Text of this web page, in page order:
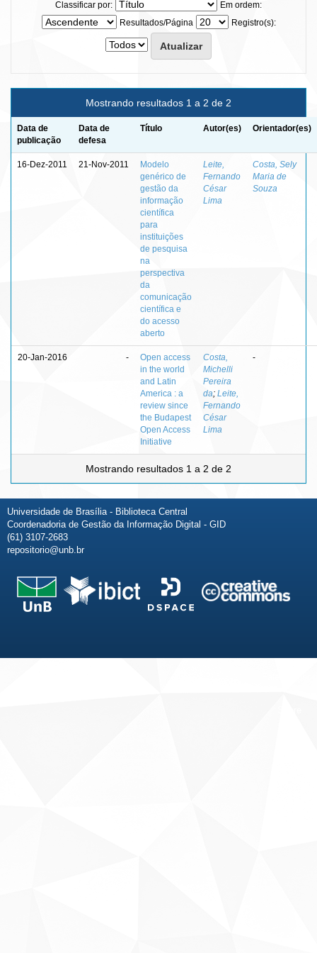
Classificar por:
Em ordem:
Resultados/Página
Registro(s):
Mostrando resultados 1 a 2 de 2
Data de
publicação
Data de
defesa
Título Autor(es) Orientador(es)
16-Dez-2011 21-Nov-2011
Modelo
genérico de
gestão da
informação
científica
para
instituições
de pesquisa
na
perspectiva
da
comunicação
científica e
do acesso
aberto
Leite,
Fernando
César
Lima
Costa, Sely
Maria de
Souza
20-Jan-2016 -
Open access
in the world
and Latin
America : a
review since
the Budapest
Open Access
Initiative
Costa,
Michelli
Pereira
da; Leite,
Fernando
César
Lima
-
Mostrando resultados 1 a 2 de 2
Universidade de Brasília - Biblioteca Central
Coordenadoria de Gestão da Informação Digital - GID
(61) 3107-2683
repositorio@unb.br